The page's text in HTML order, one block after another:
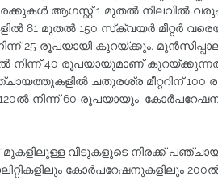
ആഗസ്റ്റ് 1 മുതല്‍ നിലവില്‍
81 മുതല്‍ 150 സ്‌ക്വയര്‍ മീറ്റര്‍
25 രൂപയായി കുറയ്ക്കും.
നിന്ന് 40 രൂപയായുമാണ്
ചതുരശ്ര മീറ്ററിന് 100
120ല്‍ നിന്ന് 60 രൂപയായും,
മുകളിലുള്ള വീടുകളുടെ നിരക്ക്
കോര്‍പറേഷനുകളിലും